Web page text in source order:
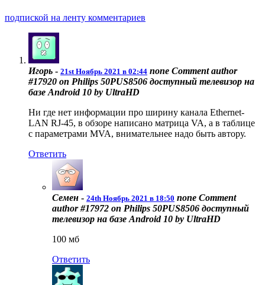
подпиской на ленту комментариев
Игорь - 21st Ноябрь 2021 в 02:44 none Comment author
#17920 on Philips 50PUS8506 доступный телевизор на
базе Android 10 by UltraHD
Ни где нет информации про ширину канала Ethernet-
LAN RJ-45, в обзоре написано матрица VA, а в таблице
с параметрами MVA, внимательнее надо быть автору.
Ответить
Семен - 24th Ноябрь 2021 в 18:50 none Comment
author #17972 on Philips 50PUS8506 доступный
телевизор на базе Android 10 by UltraHD
100 мб
Ответить